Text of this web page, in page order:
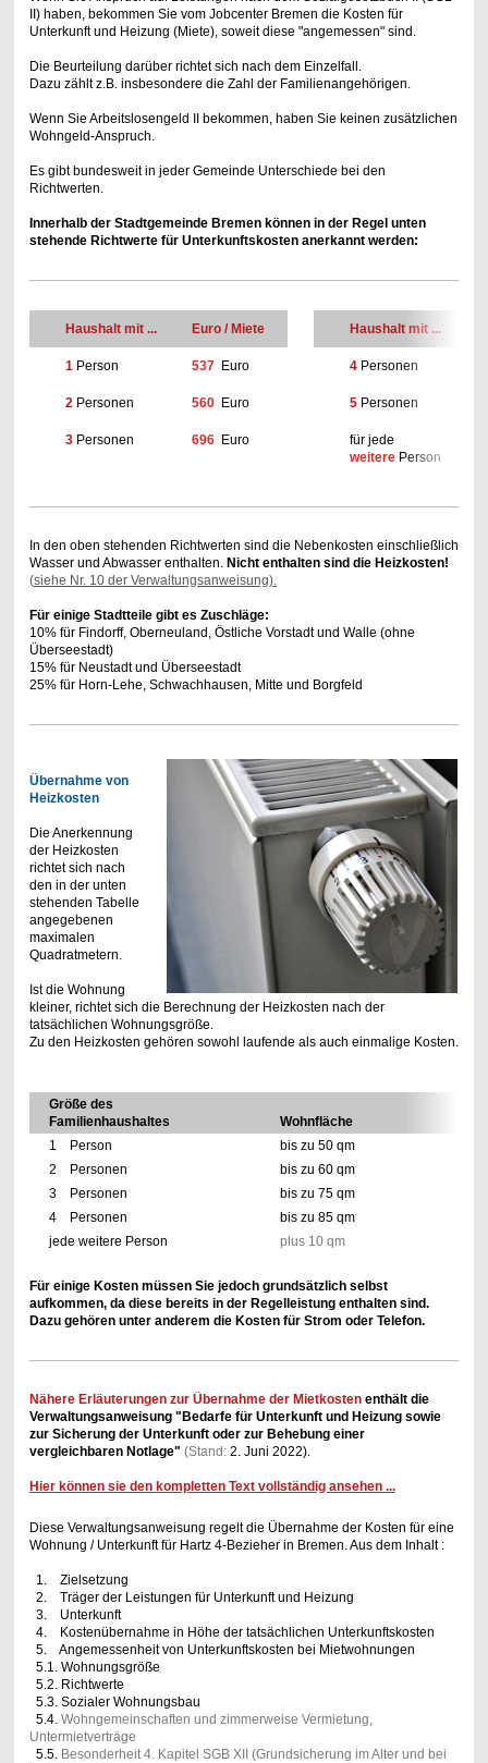
II) haben, bekommen Sie vom Jobcenter Bremen die Kosten für
Unterkunft und Heizung (Miete), soweit diese "angemessen" sind.
Die Beurteilung darüber richtet sich nach dem Einzelfall.
Dazu zählt z.B. insbesondere die Zahl der Familienangehörigen.
Wenn Sie Arbeitslosengeld II bekommen, haben Sie keinen zusätzlichen
Wohngeld-Anspruch.
Es gibt bundesweit in jeder Gemeinde Unterschiede bei den
Richtwerten.
Innerhalb der Stadtgemeinde Bremen können in der Regel unten
stehende Richtwerte für Unterkunftskosten anerkannt werden:
Haushalt mit ... Euro / Miete Haushalt mit ...
1 Person 537 Euro 4 Personen
2 Personen 560 Euro 5 Personen
3 Personen 696 Euro
für jede
weitere Person
In den oben stehenden Richtwerten sind die Nebenkosten einschließlich
Wasser und Abwasser enthalten. Nicht enthalten sind die Heizkosten!
(siehe Nr. 10 der Verwaltungsanweisung).
Für einige Stadtteile gibt es Zuschläge:
10% für Findorff, Oberneuland, Östliche Vorstadt und Walle (ohne
Überseestadt)
15% für Neustadt und Überseestadt
25% für Horn-Lehe, Schwachhausen, Mitte und Borgfeld
Übernahme von
Heizkosten
Die Anerkennung
der Heizkosten
richtet sich nach
den in der unten
stehenden Tabelle
angegebenen
maximalen
Quadratmetern.
Ist die Wohnung
kleiner, richtet sich die Berechnung der Heizkosten nach der
tatsächlichen Wohnungsgröße.
Zu den Heizkosten gehören sowohl laufende als auch einmalige Kosten.
Größe des
Familienhaushaltes
Wohnfläche
1 Person
bis zu 50 qm
2 Personen
bis zu 60 qm
3 Personen
bis zu 75 qm
4 Personen
bis zu 85 qm
jede weitere Person
plus 10 qm
Für einige Kosten müssen Sie jedoch grundsätzlich selbst
aufkommen, da diese bereits in der Regelleistung enthalten sind.
Dazu gehören unter anderem die Kosten für Strom oder Telefon.
Nähere Erläuterungen zur Übernahme der Mietkosten enthält die
Verwaltungsanweisung "Bedarfe für Unterkunft und Heizung sowie
zur Sicherung der Unterkunft oder zur Behebung einer
vergleichbaren Notlage" (Stand: 2. Juni 2022).
Hier können sie den kompletten Text vollständig ansehen ...
Diese Verwaltungsanweisung regelt die Übernahme der Kosten für eine
Wohnung / Unterkunft für Hartz 4-Bezieher in Bremen. Aus dem Inhalt :
1. Zielsetzung
2. Träger der Leistungen für Unterkunft und Heizung
3. Unterkunft
4. Kostenübernahme in Höhe der tatsächlichen Unterkunftskosten
5. Angemessenheit von Unterkunftskosten bei Mietwohnungen
5.1. Wohnungsgröße
5.2. Richtwerte
5.3. Sozialer Wohnungsbau
5.4.Wohngemeinschaften und zimmerweise Vermietung,
Untermietverträge
5.5.Besonderheit 4. Kapitel SGB XII (Grundsicherung im Alter und bei